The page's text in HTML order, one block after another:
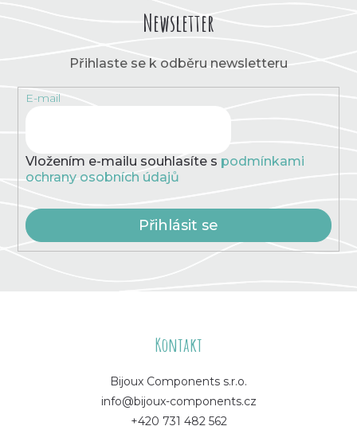
Newsletter
Přihlaste se k odběru newsletteru
E-mail
Vložením e-mailu souhlasíte s podmínkami
ochrany osobních údajů
Přihlásit se
Kontakt
Bijoux Components s.r.o.
info@bijoux-components.cz
+420 731 482 562